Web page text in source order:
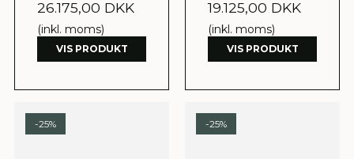
26.175,00 DKK
(inkl. moms)
VIS PRODUKT
19.125,00 DKK
(inkl. moms)
VIS PRODUKT
-25% -25%